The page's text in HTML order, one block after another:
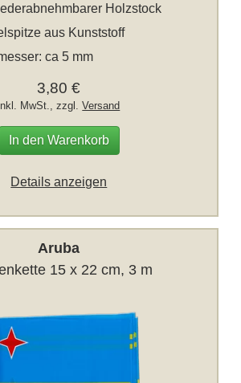
Holzstock
aus Kunststoff
ca 5 mm
3,80 €
MwSt., zzgl.Versand
In den Warenkorb
Details anzeigen
Aruba
15 x 22 cm, 3 m